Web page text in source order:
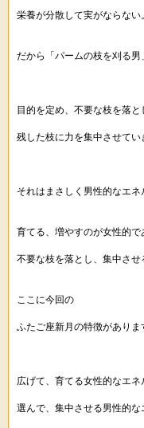
栄養が分散して実がならない
だから「パームの枝を刈る男
目的を定め、不要な枝を落と
残した枝に力を集中させてい
それはまさしく男性的なエネ
育てる、増やすのが女性的で
不要な枝を落とし、集中させ
ここに今回の
ふたご座新月の特徴がありま
広げて、育てる女性的なエネ
選んで、集中させる男性的な